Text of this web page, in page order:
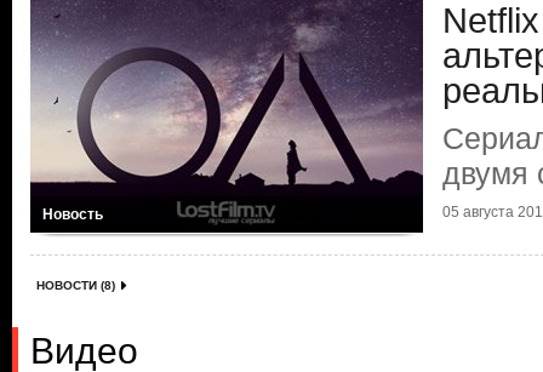
Новость
двумя
05 августа
НОВОСТИ (8)
Видео